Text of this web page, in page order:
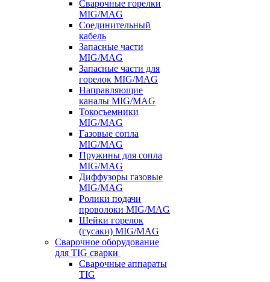
Сварочные горелки
MIG/MAG
Соединительный
кабель
Запасные части
MIG/MAG
Запасные части для
горелок MIG/MAG
Направляющие
каналы MIG/MAG
Токосъемники
MIG/MAG
Газовые сопла
MIG/MAG
Пружины для сопла
MIG/MAG
Диффузоры газовые
MIG/MAG
Ролики подачи
проволоки MIG/MAG
Шейки горелок
(гусаки) MIG/MAG
Сварочное оборудование
для TIG сварки
Сварочные аппараты
TIG